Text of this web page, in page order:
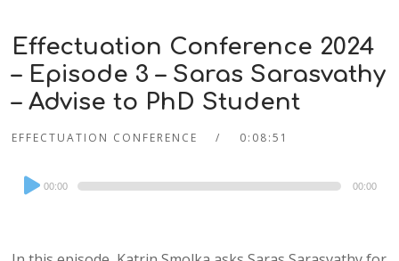
Effectuation Conference 2024
– Episode 3 – Saras Sarasvathy
– Advise to PhD Student
EFFECTUATION CONFERENCE 0:08:51
Audio
Player
00:00 00:00